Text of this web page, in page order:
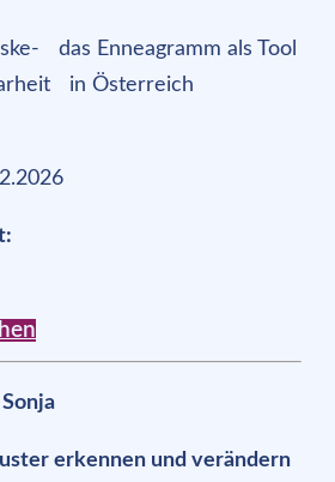
erkennen und verändern